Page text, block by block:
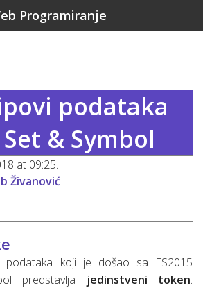
Programiranje
podataka
& Symbol
at 09:25.
Živanović
koji je došao sa ES2015
predstavlja
jedinstveni token.